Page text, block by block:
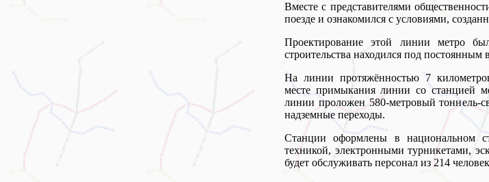
Вместе с представителями
поезде и ознакомился с условиями,
Проектирование этой линии метро
строительства находился под постоянным
На линии протяжённостью 7
месте примыкания линии со станцией
линии проложен 580-метровый тоннель-
надземные переходы.
Станции оформлены в национальном
техникой, электронными турникетами,
будет обслуживать персонал из 214